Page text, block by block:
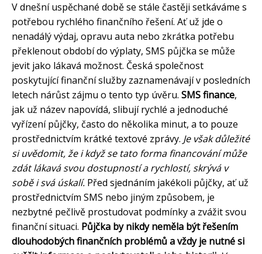
V dnešní uspěchané době se stále častěji setkáváme s
potřebou rychlého finančního řešení. Ať už jde o
nenadálý výdaj, opravu auta nebo zkrátka potřebu
překlenout období do výplaty, SMS půjčka se může
jevit jako lákavá možnost. Česká společnost
poskytující finanční služby zaznamenávají v posledních
letech nárůst zájmu o tento typ úvěru. SMS finance,
jak už název napovídá, slibují rychlé a jednoduché
vyřízení půjčky, často do několika minut, a to pouze
prostřednictvím krátké textové zprávy. Je však důležité
si uvědomit, že i když se tato forma financování může
zdát lákavá svou dostupností a rychlostí, skrývá v
sobě i svá úskalí. Před sjednáním jakékoli půjčky, ať už
prostřednictvím SMS nebo jiným způsobem, je
nezbytné pečlivě prostudovat podmínky a zvážit svou
finanční situaci. Půjčka by nikdy neměla být řešením
dlouhodobých finančních problémů a vždy je nutné si